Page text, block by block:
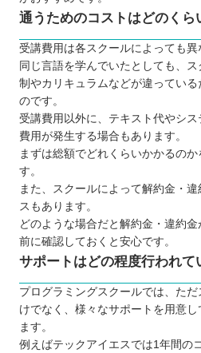
通うためのコストはどのくら
受講費用は各スクールによっても異
同じ言語を学んでいたとしても、
制やカリキュラムなどが違ってい
のです。
受講費用以外に、テキスト代やシ
費用が発生する場合もあります。
まずは総額でどれくらいかかるの
す。
また、スクールによって解約金・
スもあります。
どのような場合だと解約金・違約
前に確認しておくと安心です。
サポートはどの程度行われて
プログラミングスクールでは、た
けでなく、様々なサポートを用意
ます。
例えばテックアイエスでは1年間の